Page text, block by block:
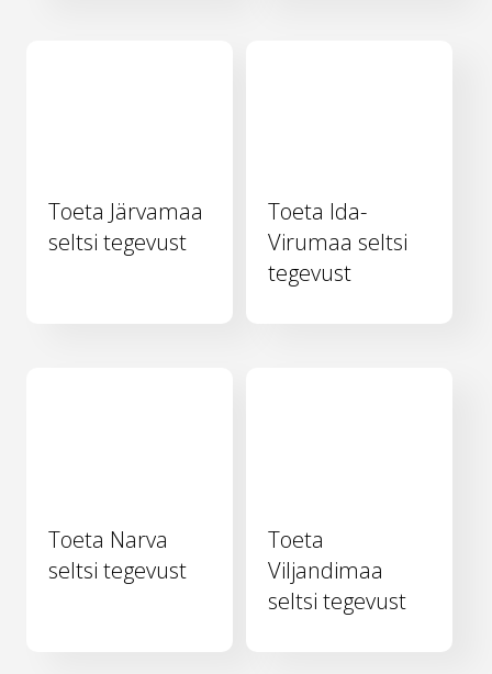
Toeta Järvamaa
seltsi tegevust
Toeta Ida-
Virumaa seltsi
tegevust
Toeta Narva
seltsi tegevust
Toeta
Viljandimaa
seltsi tegevust